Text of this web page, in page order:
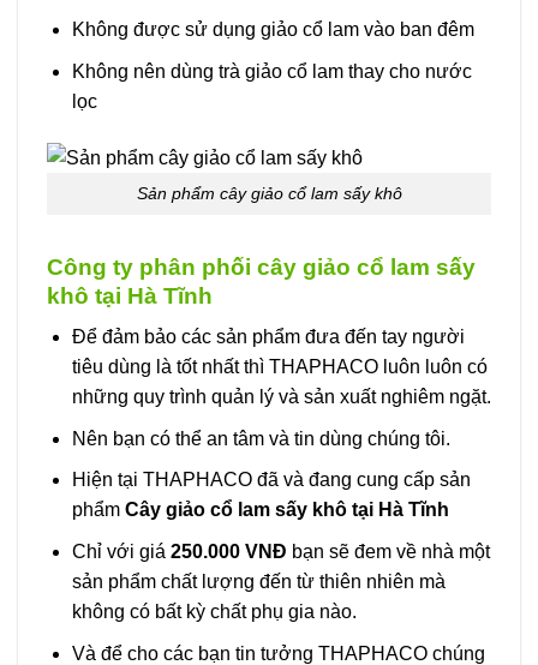
Không được sử dụng giảo cổ lam vào ban đêm
Không nên dùng trà giảo cổ lam thay cho nước
lọc
Sản phẩm cây giảo cổ lam sấy khô
Công ty phân phối cây giảo cổ lam sấy
khô tại Hà Tĩnh
Để đảm bảo các sản phẩm đưa đến tay người
tiêu dùng là tốt nhất thì THAPHACO luôn luôn có
những quy trình quản lý và sản xuất nghiêm ngặt.
Nên bạn có thể an tâm và tin dùng chúng tôi.
Hiện tại THAPHACO đã và đang cung cấp sản
phẩm Cây giảo cổ lam sấy khô tại Hà Tĩnh
Chỉ với giá 250.000 VNĐ bạn sẽ đem về nhà một
sản phẩm chất lượng đến từ thiên nhiên mà
không có bất kỳ chất phụ gia nào.
Và để cho các bạn tin tưởng THAPHACO chúng